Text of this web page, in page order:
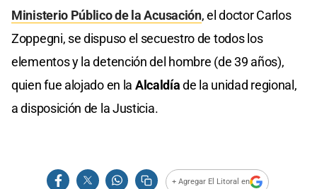
Ministerio Público de la Acusación, el doctor Carlos
Zoppegni, se dispuso el secuestro de todos los
elementos y la detención del hombre (de 39 años),
quien fue alojado en la Alcaldíade la unidad regional,
a disposición de la Justicia.
+ Agregar El Litoral en